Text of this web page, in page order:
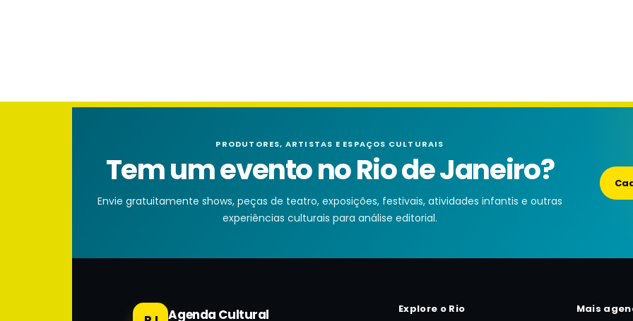
PRODUTORES, ARTISTAS E ESPAÇOS CULTURAIS
Tem um evento no Rio de Janeiro?
Envie gratuitamente shows, peças de teatro, exposições, festivais, atividades infantis e outras
experiências culturais para análise editorial.
Agenda Cultural Explore o Rio Mais